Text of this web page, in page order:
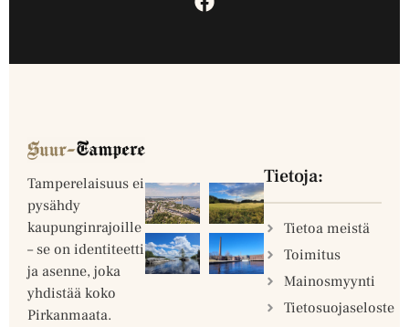
Tamperelaisuus ei
pysähdy
kaupunginrajoille
– se on identiteetti
ja asenne, joka
yhdistää koko
Pirkanmaata.
Tietoja:
Tietoa meistä
Toimitus
Mainosmyynti
Tietosuojaseloste